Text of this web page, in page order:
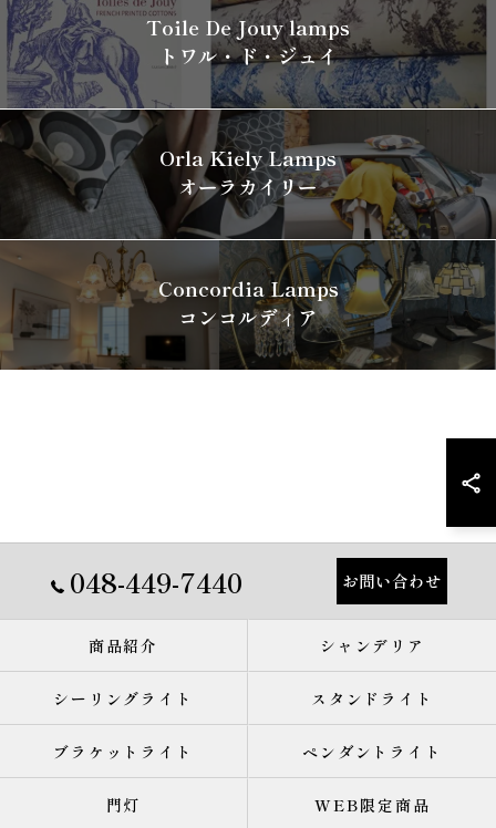
Toile De Jouy lamps
トワル・ド・ジュイ
Orla Kiely Lamps
オーラカイリー
Concordia Lamps
コンコルディア
048-449-7440 お問い合わせ
商品紹介 シャンデリア
シーリングライト スタンドライト
ブラケットライト ペンダントライト
門灯 WEB限定商品